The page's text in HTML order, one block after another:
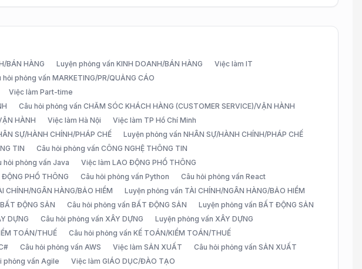
BÁN HÀNG Luyện phỏng vấn KINH DOANH/BÁN HÀNG
Việc làm IT
hỏi phỏng vấn MARKETING/PR/QUẢNG CÁO
Việc làm Part-time
Câu hỏi phỏng vấn CHĂM SÓC KHÁCH HÀNG (CUSTOMER SERVICE)/VẬN HÀNH
HÀNH
Việc làm Hà Nội
Việc làm TP Hồ Chí Minh
SỰ/HÀNH CHÍNH/PHÁP CHẾ
Luyện phỏng vấn NHÂN SỰ/HÀNH CHÍNH/PHÁP CHẾ
TIN
Câu hỏi phỏng vấn CÔNG NGHỆ THÔNG TIN
hỏi phỏng vấn Java
Việc làm LAO ĐỘNG PHỔ THÔNG
PHỔ THÔNG Câu hỏi phỏng vấn Python
Câu hỏi phỏng vấn React
CHÍNH/NGÂN HÀNG/BẢO HIỂM
Luyện phỏng vấn TÀI CHÍNH/NGÂN HÀNG/BẢO HIỂM
ĐỘNG SẢN Câu hỏi phỏng vấn BẤT ĐỘNG SẢN
Luyện phỏng vấn BẤT ĐỘNG SẢN
DỰNG Câu hỏi phỏng vấn XÂY DỰNG
Luyện phỏng vấn XÂY DỰNG
TOÁN/THUẾ
Câu hỏi phỏng vấn KẾ TOÁN/KIỂM TOÁN/THUẾ
Câu hỏi phỏng vấn AWS Việc làm SẢN XUẤT
Câu hỏi phỏng vấn SẢN XUẤT
phỏng vấn Agile Việc làm GIÁO DỤC/ĐÀO TẠO